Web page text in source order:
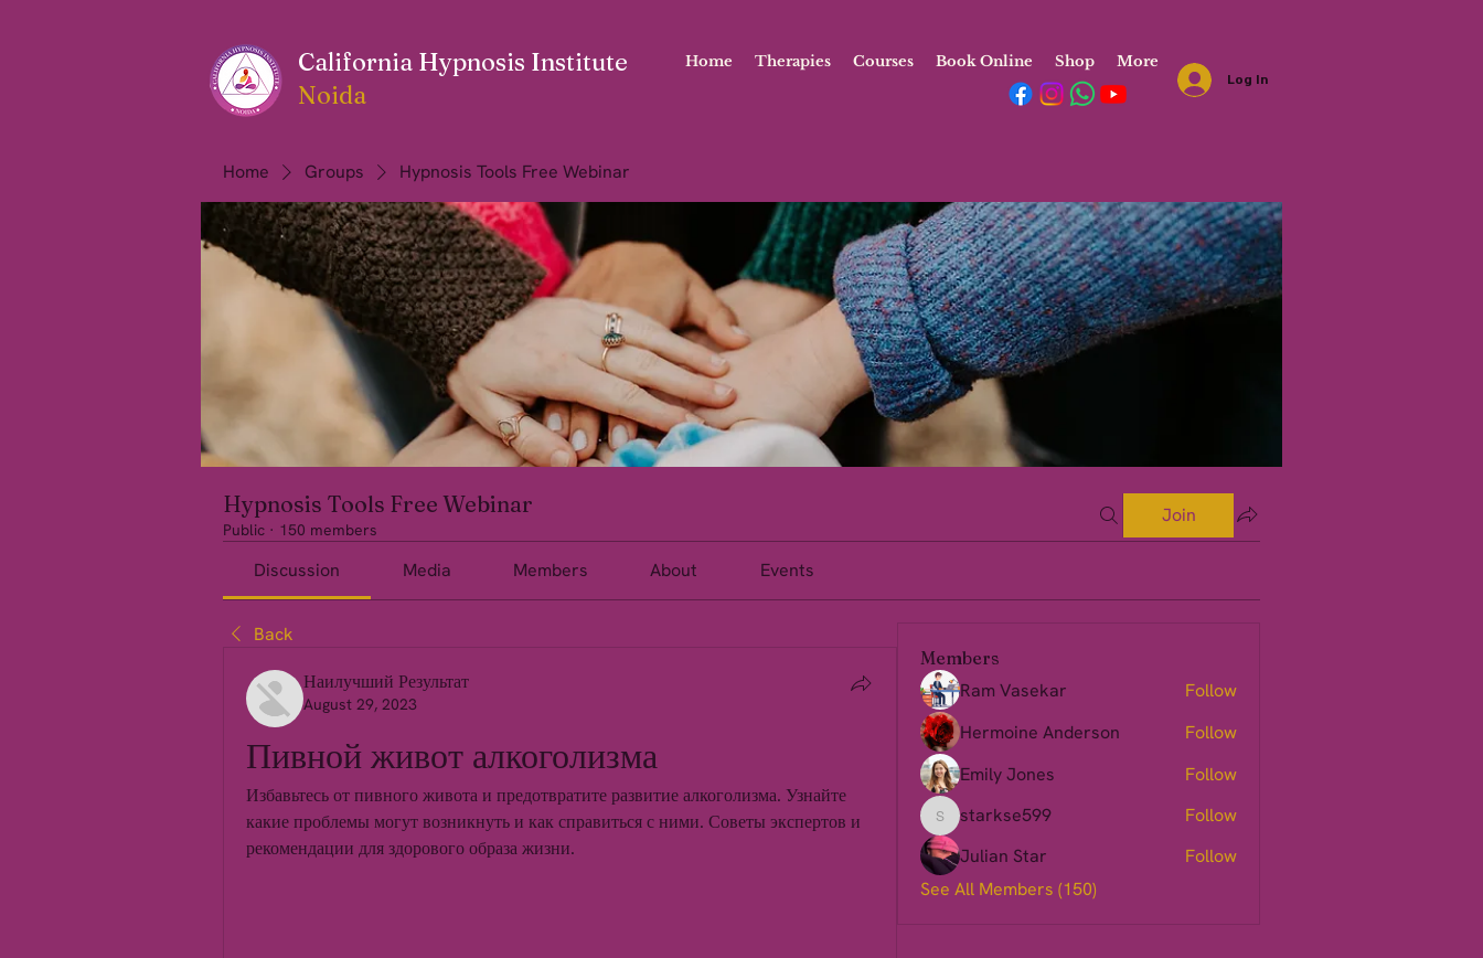
California Hypnosis Institute
Noida
Home Therapies Courses Book Online Shop More
Log In
Home Groups Hypnosis Tools Free Webinar
Hypnosis Tools Free Webinar
Public · 150 members
Join
Discussion Media Members About Events
Back
Наилучший Результат
August 29, 2023
Пивной живот алкоголизма
Избавьтесь от пивного живота и предотвратите развитие алкоголизма. Узнайте
какие проблемы могут возникнуть и как справиться с ними. Советы экспертов и
рекомендации для здорового образа жизни.
Members
Ram Vasekar
Follow
Hermoine Anderson
Follow
Emily Jones
Follow
starkse599
starkse599
Follow
Julian Star
Follow
See All Members (150)